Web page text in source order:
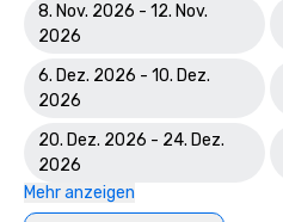
8. Nov. 2026 - 12. Nov.
2026
6. Dez. 2026 - 10. Dez.
2026
20. Dez. 2026 - 24. Dez.
2026
Mehr anzeigen